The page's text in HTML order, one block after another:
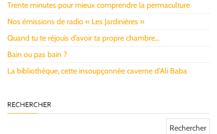
Trente minutes pour mieux comprendre la permaculture
Nos émissions de radio « Les Jardinières »
Quand tu te réjouis d’avoir ta propre chambre…
Bain ou pas bain ?
La bibliothèque, cette insoupçonnée caverne d’Ali Baba
RECHERCHER